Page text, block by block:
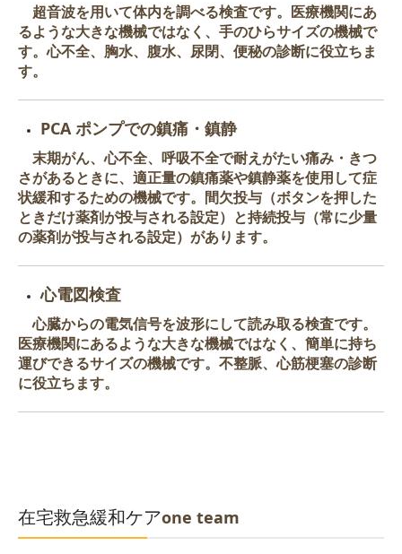
超音波を用いて体内を調べる検査です。医療機関にあ
るような大きな機械ではなく、手のひらサイズの機械で
す。心不全、胸水、腹水、尿閉、便秘の診断に役立ちま
す。
PCA ポンプでの鎮痛・鎮静
末期がん、心不全、呼吸不全で耐えがたい痛み・きつ
さがあるときに、適正量の鎮痛薬や鎮静薬を使用して症
状緩和するための機械です。間欠投与（ボタンを押した
ときだけ薬剤が投与される設定）と持続投与（常に少量
の薬剤が投与される設定）があります。
心電図検査
心臓からの電気信号を波形にして読み取る検査です。
医療機関にあるような大きな機械ではなく、簡単に持ち
運びできるサイズの機械です。不整脈、心筋梗塞の診断
に役立ちます。
在宅救急緩和ケアone team